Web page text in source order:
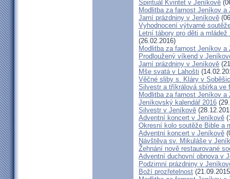
Spirituál Kvintet v Jeníkově
Modlitba za farnost Jeníkov a
Jarní prázdniny v Jeníkově
Vyhodnocení výtvarné
Letní tábory pro děti a
(26.02.2016)
Modlitba za farnost Jeníkov a
Prodloužený víkend v
Jarní prázdniny v Jeníkově
Mše svatá v Lahošti
Věčné sliby s. Kláry v
Silvestr a tříkrálová sbírka ve
Modlitba za farnost Jeníkov a
Jeníkovský kalendář 2016
Silvestr v Jeníkově
Adventní koncert v Jeníkově
Okresní kolo soutěže Bible a
Adventní koncert v Jeníkově
Návštěva sv. Mikuláše v
Žehnání nově restaurované
Adventní duchovní obnova v
Podzimní prázdniny v
Boží prozřetelnost